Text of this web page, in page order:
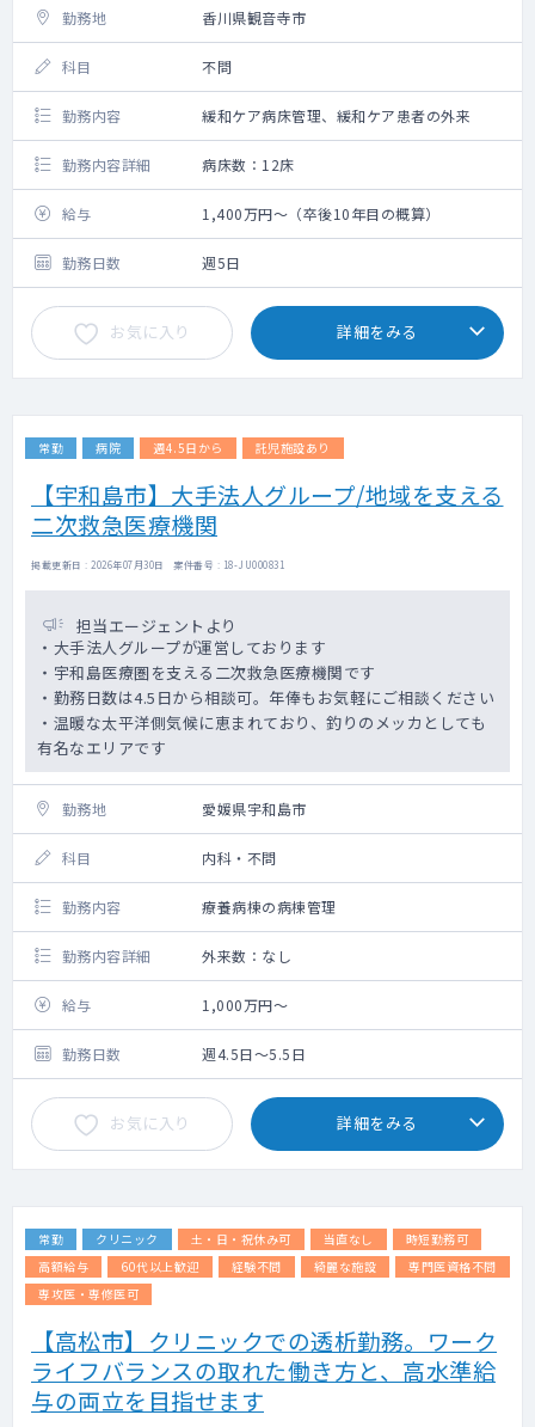
勤務地 香川県観音寺市
科目 不問
勤務内容 緩和ケア病床管理、緩和ケア患者の外来
勤務内容詳細 病床数：12床
給与 1,400万円～（卒後10年目の概算）
勤務日数 週5日
お気に入り 詳細をみる
常勤 病院 週4.5日から 託児施設あり
【宇和島市】大手法人グループ/地域を支える
二次救急医療機関
掲載更新日 : 2026年07月30日 案件番号 : 18-JU000831
担当エージェントより
・大手法人グループが運営しております
・宇和島医療圏を支える二次救急医療機関です
・勤務日数は4.5日から相談可。年俸もお気軽にご相談ください
・温暖な太平洋側気候に恵まれており、釣りのメッカとしても
有名なエリアです
勤務地 愛媛県宇和島市
科目 内科・不問
勤務内容 療養病棟の病棟管理
勤務内容詳細 外来数：なし
給与 1,000万円～
勤務日数 週4.5日～5.5日
お気に入り 詳細をみる
常勤 クリニック 土・日・祝休み可 当直なし
時短勤務可
高額給与
60代以上歓迎 経験不問 綺麗な施設
専門医資格不問
専攻医・専修医可
【高松市】クリニックでの透析勤務。ワーク
ライフバランスの取れた働き方と、高水準給
与の両立を目指せます